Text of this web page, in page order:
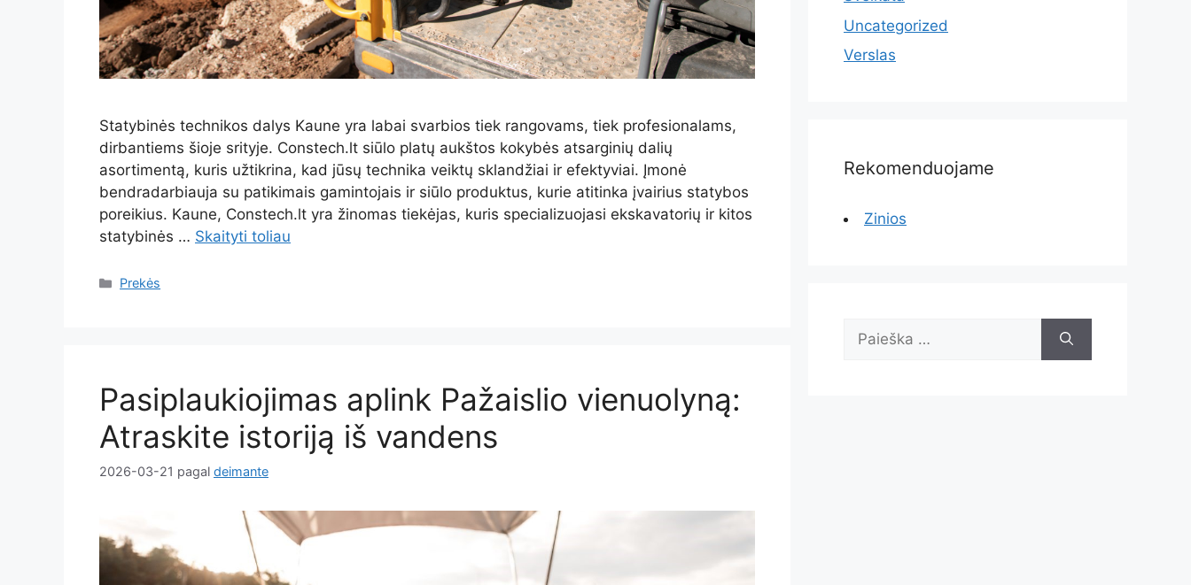
Statybinės technikos dalys Kaune yra labai svarbios tiek rangovams, tiek profesionalams,
dirbantiems šioje srityje. Constech.lt siūlo platų aukštos kokybės atsarginių dalių
asortimentą, kuris užtikrina, kad jūsų technika veiktų sklandžiai ir efektyviai. Įmonė
bendradarbiauja su patikimais gamintojais ir siūlo produktus, kurie atitinka įvairius statybos
poreikius. Kaune, Constech.lt yra žinomas tiekėjas, kuris specializuojasi ekskavatorių ir kitos
statybinės … Skaityti toliau
Kategorijos
Prekės
Pasiplaukiojimas aplink Pažaislio vienuolyną:
Atraskite istoriją iš vandens
2026-03-21 pagal deimante
Uncategorized
Verslas
Rekomenduojame
Zinios
Ieškoti: